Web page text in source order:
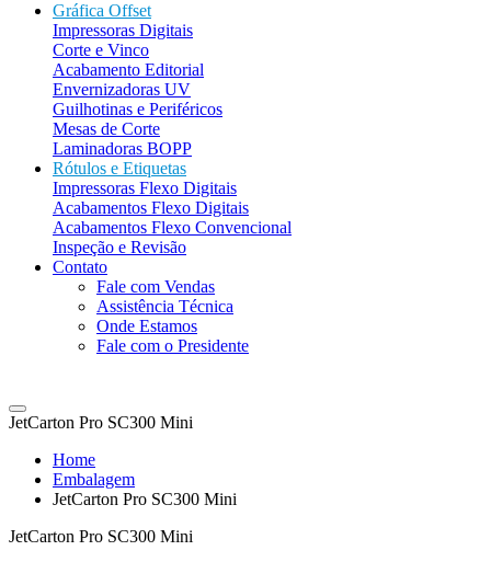
Gráfica Offset
Impressoras Digitais
Corte e Vinco
Acabamento Editorial
Envernizadoras UV
Guilhotinas e Periféricos
Mesas de Corte
Laminadoras BOPP
Rótulos e Etiquetas
Impressoras Flexo Digitais
Acabamentos Flexo Digitais
Acabamentos Flexo Convencional
Inspeção e Revisão
Contato
Fale com Vendas
Assistência Técnica
Onde Estamos
Fale com o Presidente
JetCarton Pro SC300 Mini
Home
Embalagem
JetCarton Pro SC300 Mini
JetCarton Pro SC300 Mini